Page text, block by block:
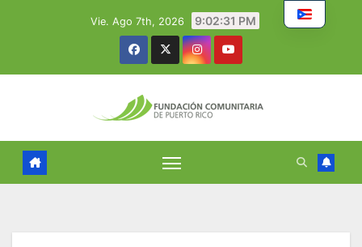
Vie. Ago 7th, 2026 9:02:32 PM